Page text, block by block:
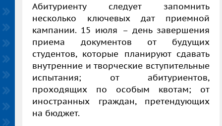
Абитуриенту следует запомнить
несколько ключевых дат приемной
кампании. 15 июля – день завершения
приема документов от будущих
студентов, которые планируют сдавать
внутренние и творческие вступительные
испытания; от абитуриентов,
проходящих по особым квотам; от
иностранных граждан, претендующих
на бюджет.